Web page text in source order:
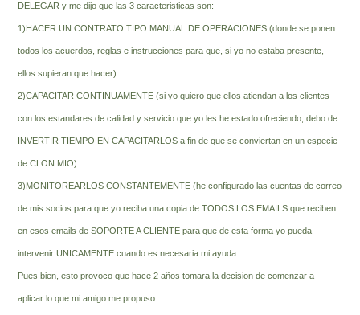
DELEGAR y me dijo que las 3 caracteristicas son:
1)HACER UN CONTRATO TIPO MANUAL DE OPERACIONES (donde se ponen
todos los acuerdos, reglas e instrucciones para que, si yo no estaba presente,
ellos supieran que hacer)
2)CAPACITAR CONTINUAMENTE (si yo quiero que ellos atiendan a los clientes
con los estandares de calidad y servicio que yo les he estado ofreciendo, debo de
INVERTIR TIEMPO EN CAPACITARLOS a fin de que se conviertan en un especie
de CLON MIO)
3)MONITOREARLOS CONSTANTEMENTE (he configurado las cuentas de correo
de mis socios para que yo reciba una copia de TODOS LOS EMAILS que reciben
en esos emails de SOPORTE A CLIENTE para que de esta forma yo pueda
intervenir UNICAMENTE cuando es necesaria mi ayuda.
Pues bien, esto provoco que hace 2 años tomara la decision de comenzar a
aplicar lo que mi amigo me propuso.